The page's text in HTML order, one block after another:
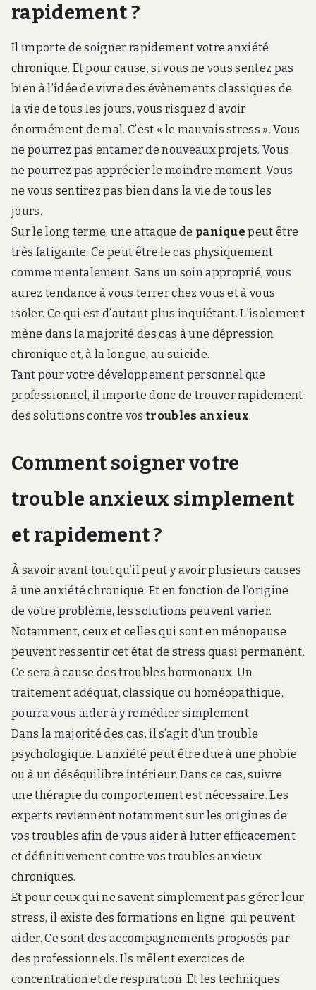
rapidement ?
Il importe de soigner rapidement votre anxiété
chronique. Et pour cause, si vous ne vous sentez pas
bien à l’idée de vivre des évènements classiques de
la vie de tous les jours, vous risquez d’avoir
énormément de mal. C’est « le mauvais stress ». Vous
ne pourrez pas entamer de nouveaux projets. Vous
ne pourrez pas apprécier le moindre moment. Vous
ne vous sentirez pas bien dans la vie de tous les
jours.
Sur le long terme, une attaque de panique peut être
très fatigante. Ce peut être le cas physiquement
comme mentalement. Sans un soin approprié, vous
aurez tendance à vous terrer chez vous et à vous
isoler. Ce qui est d’autant plus inquiétant. L’isolement
mène dans la majorité des cas à une dépression
chronique et, à la longue, au suicide.
Tant pour votre développement personnel que
professionnel, il importe donc de trouver rapidement
des solutions contre vostroubles anxieux.
Comment soigner votre
trouble anxieux simplement
et rapidement ?
À savoir avant tout qu’il peut y avoir plusieurs causes
à une anxiété chronique. Et en fonction de l’origine
de votre problème, les solutions peuvent varier.
Notamment, ceux et celles qui sont en ménopause
peuvent ressentir cet état de stress quasi permanent.
Ce sera à cause des troubles hormonaux. Un
traitement adéquat, classique ou homéopathique,
pourra vous aider à y remédier simplement.
Dans la majorité des cas, il s’agit d’un trouble
psychologique. L’anxiété peut être due à une phobie
ou à un déséquilibre intérieur. Dans ce cas, suivre
une thérapie du comportement est nécessaire. Les
experts reviennent notamment sur les origines de
vos troubles afin de vous aider à lutter efficacement
et définitivement contre vos troubles anxieux
chroniques.
Et pour ceux qui ne savent simplement pas gérer leur
stress, il existe des formations en ligne qui peuvent
aider. Ce sont des accompagnements proposés par
des professionnels. Ils mêlent exercices de
concentration et de respiration. Et les techniques